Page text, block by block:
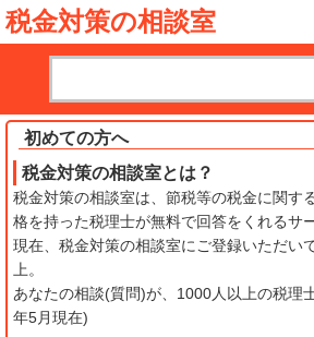
税金対策の相談室
初めての方へ
税金対策の相談室とは？
税金対策の相談室は、節税等の税金に関す
格を持った税理士が無料で回答をくれるサ
現在、税金対策の相談室にご登録いただい
上。
あなたの相談(質問)が、1000人以上の税
年5月現在)